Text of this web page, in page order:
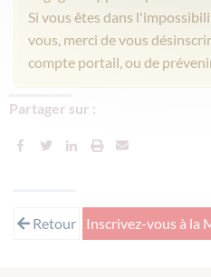
Si vous êtes dans
vous, merci de vous
compte portail, ou de
Retour Inscrivez-vous à la
Partager sur :